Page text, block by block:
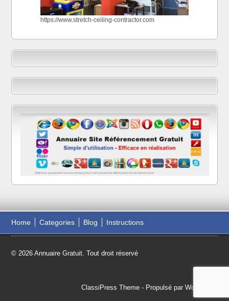
https://www.stretch-ceiling-contractor.com
Home Categories Blog Instructions
© 2026 Annuaire Gratuit. Tout droit réservé
ClassiPress Theme- Propulsé par WordPress